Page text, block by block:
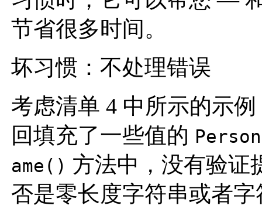
节省很多时间。
坏习惯：不处理错误
考虑清单 4 中所示的示
回填充了一些值的 Person
ame() 方法中，没有验证
否是零长度字符串或者